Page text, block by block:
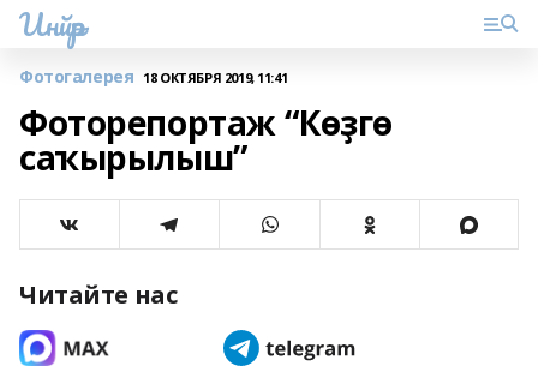
Инйәр
Фотогалерея 18 ОКТЯБРЯ 2019, 11:41
Фоторепортаж “Көҙгө
саҡырылыш”
Читайте нас